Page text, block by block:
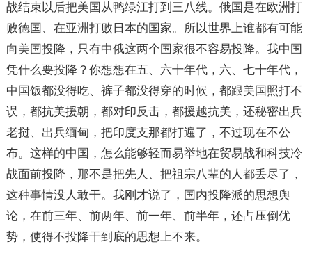
战结束以后把美国从鸭绿江打到三八线。俄国是在欧洲打
败德国、在亚洲打败日本的国家。所以世界上谁都有可能
向美国投降，只有中俄这两个国家很不容易投降。我中国
凭什么要投降？你想想在五、六十年代，六、七十年代，
中国饭都没得吃、裤子都没得穿的时候，都跟美国照打不
误，都抗美援朝，都对印反击，都援越抗美，还秘密出兵
老挝、出兵缅甸，把印度支那都打遍了，不过现在不公
布。这样的中国，怎么能够轻而易举地在贸易战和科技冷
战面前投降，那不是把先人、把祖宗八辈的人都丢尽了，
这种事情没人敢干。我刚才说了，国内投降派的思想舆
论，在前三年、前两年、前一年、前半年，还占压倒优
势，使得不投降干到底的思想上不来。